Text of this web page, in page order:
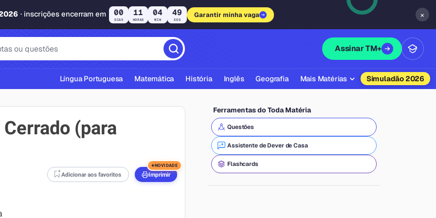
· inscrições encerram em 00
DIAS
11
HORAS
04
MIN
48
SEG
Garantir minha vaga ×
Assinar TM+
ABNT
Língua Portuguesa Matemática História Inglês Geografia Mais Matérias
Química
Física
Filosofia
Simuladão 2026
(para
Adicionar aos favoritos Imprimir
+NOVIDADE
Ferramentas do Toda Matéria
Questões
Assistente de Dever de Casa
Flashcards